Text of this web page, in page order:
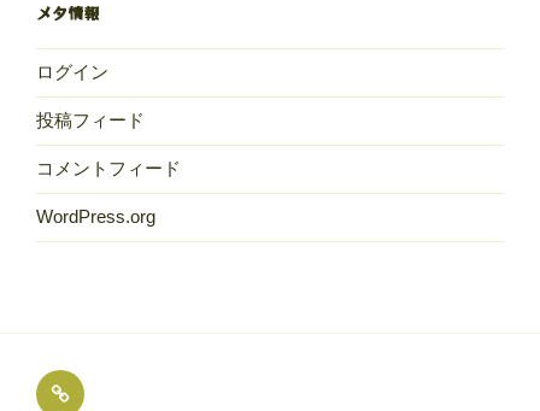
立
メタ情報
ログイン
投稿フィード
コメントフィード
WordPress.org
め